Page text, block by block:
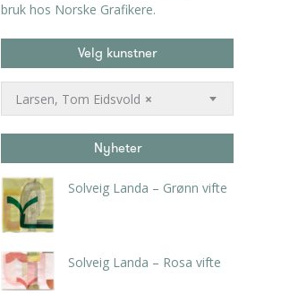
bruk hos Norske Grafikere.
Velg kunstner
×
Larsen, Tom Eidsvold
Nyheter
Solveig Landa – Grønn vifte
Solveig Landa – Rosa vifte